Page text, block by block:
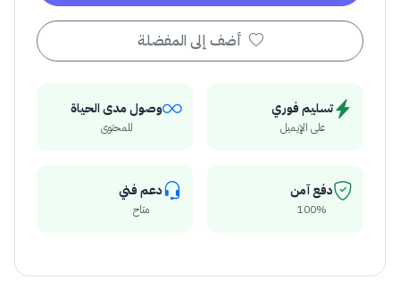
أضف إلى المفضلة
تسليم فوري
على الإيميل
وصول مدى الحياة
للمحتوى
دفع آمن
100%
دعم فني
متاح